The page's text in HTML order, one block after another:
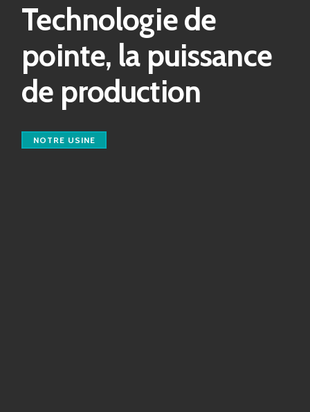
Technologie de
pointe, la puissance
de production
NOTRE USINE